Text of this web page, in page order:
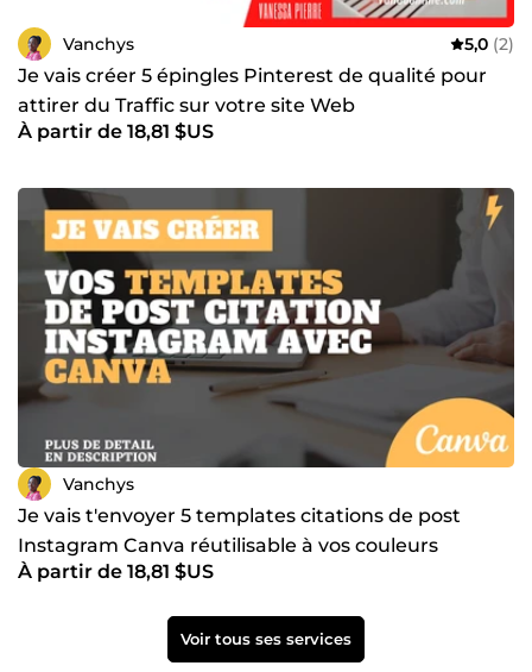
Vanchys 5,0 (2)
Je vais créer 5 épingles Pinterest de qualité pour
attirer du Traffic sur votre site Web
À partir de 18,81 $US
Vanchys
Je vais t'envoyer 5 templates citations de post
Instagram Canva réutilisable à vos couleurs
À partir de 18,81 $US
Voir tous ses services